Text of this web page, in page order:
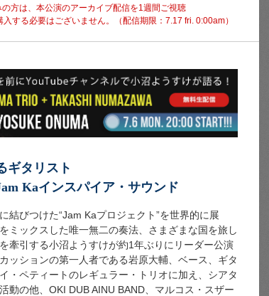
方は、本公演のアーカイブ配信を1週間ご視聴
する必要はございません。（配信期限：7.17 fri. 0:00am）
ギタリスト
Kaインスパイア・サウンド
結びつけた“Jam Kaプロジェクト”を世界的に展
ミックスした唯一無二の奏法、さまざまな国を旅し
牽引する小沼ようすけが約1年ぶりにリーダー公演
ッションの第一人者である岩原大輔、ベース、ギタ
・ペティートのレギュラー・トリオに加え、シアタ
動の他、OKI DUB AINU BAND、マルコス・スザー